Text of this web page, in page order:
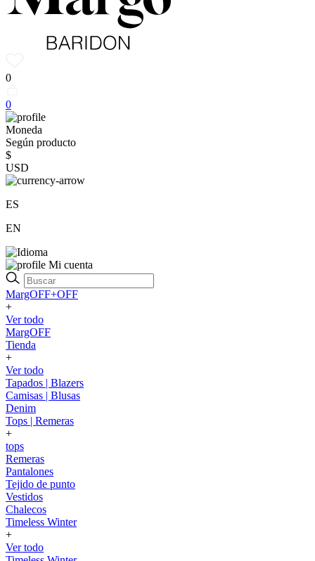
0
0
Moneda
Según producto
$
USD
ES
EN
Mi cuenta
MargOFF+OFF
+
Ver todo
MargOFF
Tienda
+
Ver todo
Tapados | Blazers
Camisas | Blusas
Denim
Tops | Remeras
+
tops
Remeras
Pantalones
Tejido de punto
Vestidos
Chalecos
Timeless Winter
+
Ver todo